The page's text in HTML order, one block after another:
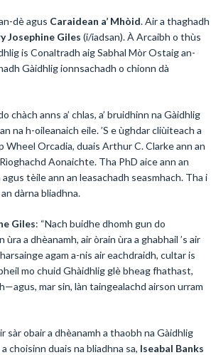
dè agus Caraidean a’ Mhòid. Air a thaghadh
Josephine Giles (i/iadsan). À Arcaibh o thùs
is Conaltradh aig Sabhal Mòr Ostaig an-
Gàidhlig ionnsachadh o chionn dà
anns a’ chlas, a’ bruidhinn na Gàidhlig
na h-oileanaich eile. ’S e ùghdar cliùiteach a
Wheel Orcadia, duais Arthur C. Clarke ann an
Aonaichte. Tha PhD aice ann an
tèile ann an leasachadh seasmhach. Tha i
dàrna bliadhna.
Giles: “Nach buidhe dhomh gun do
ùra a dhèanamh, air òrain ùra a ghabhail ’s air
agam a-nis air eachdraidh, cultar is
mo chuid Ghàidhlig glè bheag fhathast,
mar sin, làn taingealachd airson urram
sàr obair a dhèanamh a thaobh na Gàidhlig
choisinn duais na bliadhna sa, Iseabal Banks